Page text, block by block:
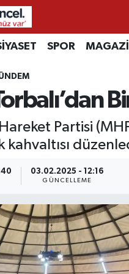
SPOR
Partisi
kahvaltısı
03.02.2025 - 12:16
GÜNCELLEME
ve Fikstür